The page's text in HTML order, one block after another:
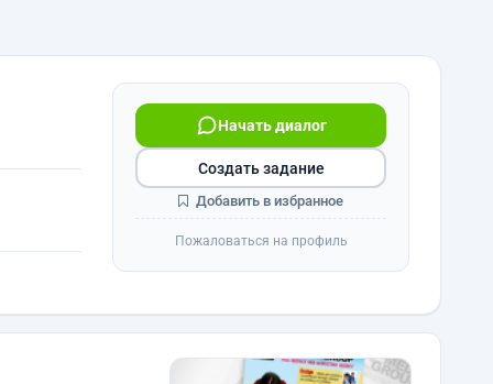
Начать диалог
Создать задание
Добавить в избранное
Пожаловаться на профиль